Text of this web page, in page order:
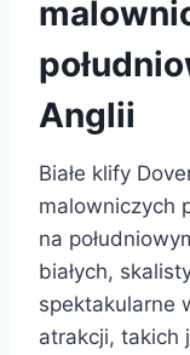
Anglii
Białe klify
malowniczych
na
białych,
spektakularne
atrakcji, takich